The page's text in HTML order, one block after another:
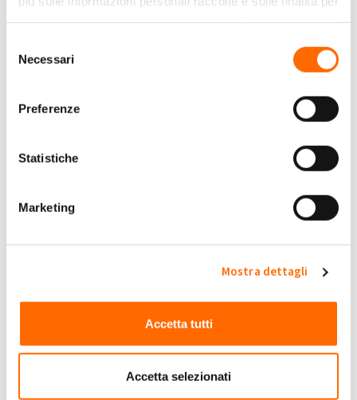
le quali tali informazioni saranno utilizzate, si prega di
delNecessari
Preferenze
Statistiche
Marketing
Mostra dettagli
Accetta tutti
Accetta selezionati
2 Commenti
Salve, con l'aggiunta di un nuovo impianto all'esistente si puo
inserire anche una batteria di accumulo sempre con il 110% ?
Accedi
dell'incentivo 110% faro' cappotto e pompa di calore full elettric
fotovoltaico e vorrei inoltre aggiungere un buon accumulo ho
la nuova parte di impianto cioe' verra montato un nuovo contatore
appena dopo i nuovi pannelli oppure prima di entrare in rete?